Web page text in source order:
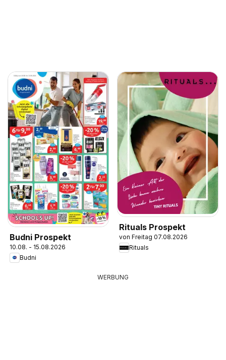
Budni Prospekt
10.08. - 15.08.2026
Budni
Rituals Prospekt
von Freitag 07.08.2026
Rituals
WERBUNG